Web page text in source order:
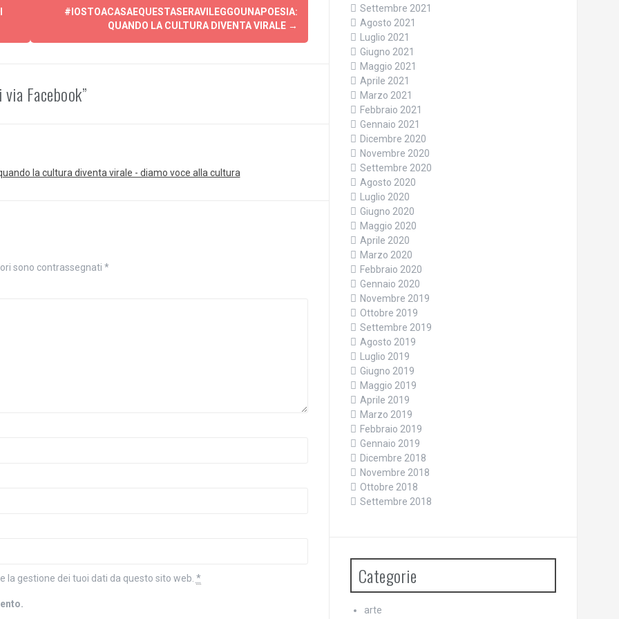
#IOSTOACASAEQUESTASERAVILEGGOUNAPOESIA:
QUANDO LA CULTURA DIVENTA VIRALE →
Facebook”
la cultura diventa virale - diamo voce alla cultura
sono contrassegnati *
gestione dei tuoi dati da questo sito web. *
Settembre 2021
Agosto 2021
Luglio 2021
Giugno 2021
Maggio 2021
Aprile 2021
Marzo 2021
Febbraio 2021
Gennaio 2021
Dicembre 2020
Novembre 2020
Settembre 2020
Agosto 2020
Luglio 2020
Giugno 2020
Maggio 2020
Aprile 2020
Marzo 2020
Febbraio 2020
Gennaio 2020
Novembre 2019
Ottobre 2019
Settembre 2019
Agosto 2019
Luglio 2019
Giugno 2019
Maggio 2019
Aprile 2019
Marzo 2019
Febbraio 2019
Gennaio 2019
Dicembre 2018
Novembre 2018
Ottobre 2018
Settembre 2018
Categorie
arte